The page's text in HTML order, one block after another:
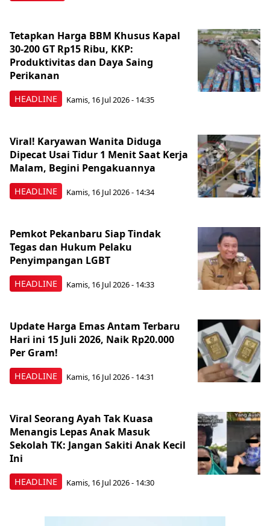
HEADLINE
Tetapkan Harga BBM Khusus Kapal
30-200 GT Rp15 Ribu, KKP:
Produktivitas dan Daya Saing
Perikanan
Kamis, 16 Jul 2026 - 14:35
HEADLINE
Viral! Karyawan Wanita Diduga
Dipecat Usai Tidur 1 Menit Saat Kerja
Malam, Begini Pengakuannya
Kamis, 16 Jul 2026 - 14:34
HEADLINE
Pemkot Pekanbaru Siap Tindak
Tegas dan Hukum Pelaku
Penyimpangan LGBT
Kamis, 16 Jul 2026 - 14:33
HEADLINE
Update Harga Emas Antam Terbaru
Hari ini 15 Juli 2026, Naik Rp20.000
Per Gram!
Kamis, 16 Jul 2026 - 14:31
HEADLINE
Viral Seorang Ayah Tak Kuasa
Menangis Lepas Anak Masuk
Sekolah TK: Jangan Sakiti Anak Kecil
Ini
Kamis, 16 Jul 2026 - 14:30